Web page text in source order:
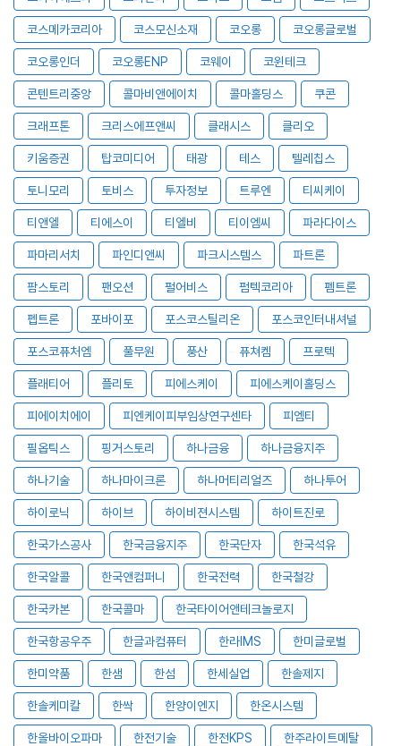
코스메카코리아 코스모신소재 코오롱 코오롱글로벌
코오롱인더 코오롱ENP 코웨이 코윈테크
콘텐트리중앙 콜마비앤에이치 콜마홀딩스 쿠콘
크래프톤 크리스에프앤씨 클래시스 클리오
키움증권 탑코미디어 태광 테스 텔레칩스
토니모리 토비스 투자정보 트루엔 티씨케이
티앤엘 티에스이 티엘비 티이엠씨 파라다이스
파마리서치 파인디앤씨 파크시스템스 파트론
팜스토리 팬오션 펄어비스 펌텍코리아 펨트론
펩트론 포바이포 포스코스틸리온 포스코인터내셔널
포스코퓨처엠 풀무원 풍산 퓨쳐켐 프로텍
플래티어 플리토 피에스케이 피에스케이홀딩스
피에이치에이 피엔케이피부임상연구센타 피엠티
필옵틱스 핑거스토리 하나금융 하나금융지주
하나기술 하나마이크론 하나머티리얼즈 하나투어
하이로닉 하이브 하이비젼시스템 하이트진로
한국가스공사 한국금융지주 한국단자 한국석유
한국알콜 한국앤컴퍼니 한국전력 한국철강
한국카본 한국콜마 한국타이어앤테크놀로지
한국항공우주 한글과컴퓨터 한라IMS 한미글로벌
한미약품 한샘 한섬 한세실업 한솔제지
한솔케미칼 한싹 한양이엔지 한온시스템
한올바이오파마 한전기술 한전KPS 한주라이트메탈